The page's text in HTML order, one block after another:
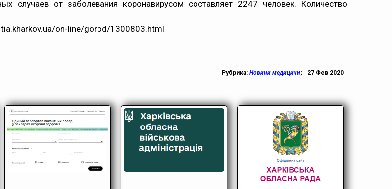
случаев от заболевания коронавирусом составляет 2247 человек. Количество
on-line/gorod/1300803.html
Рубрика: Новини медицини; 27 Фев 2020